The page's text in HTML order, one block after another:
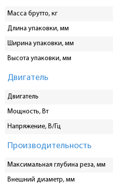
Масса брутто, кг
Длина упаковки, мм
Ширина упаковки, мм
Высота упаковки, мм
Двигатель
Двигатель
Мощность, Вт
Напряжение, В/Гц
Производительность
Максимальная глубина реза, мм
Внешний диаметр, мм